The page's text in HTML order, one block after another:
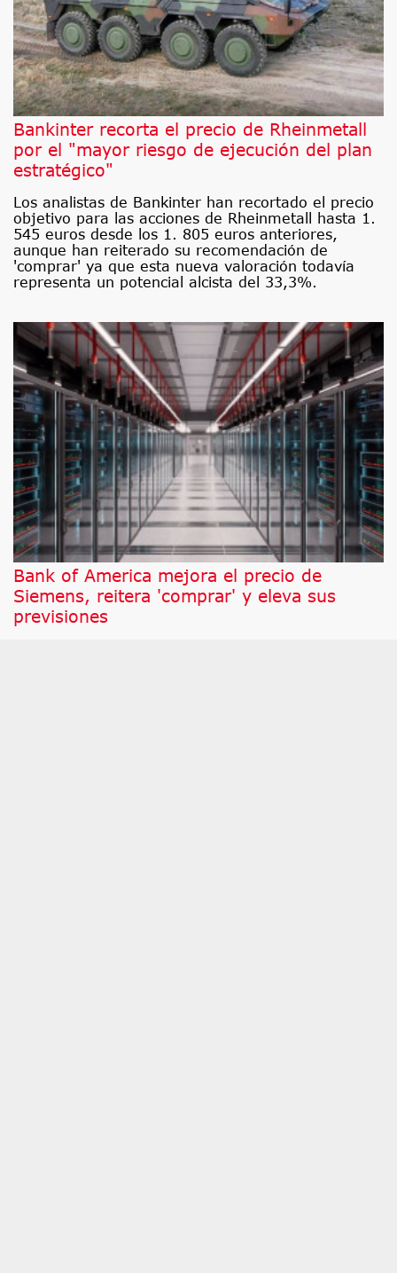
Bankinter recorta el precio de Rheinmetall
por el "mayor riesgo de ejecución del plan
estratégico"
Los analistas de Bankinter han recortado el precio
objetivo para las acciones de Rheinmetall hasta 1.
545 euros desde los 1. 805 euros anteriores,
aunque han reiterado su recomendación de
'comprar' ya que esta nueva valoración todavía
representa un potencial alcista del 33,3%.
Bank of America mejora el precio de
Siemens, reitera 'comprar' y eleva sus
previsiones